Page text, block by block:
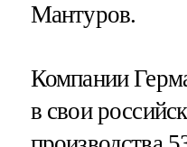
Мантуров.
Компании
в свои